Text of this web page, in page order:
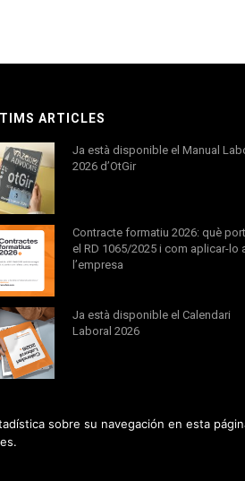
ARTICLES
Ja està disponible el Manual
2026 d’OtGir
Contracte formatiu 2026: què
el RD 1065/2025 i com aplicar-lo
l’empresa
Ja està disponible el Calendari
Laboral 2026
sobre su navegación en esta